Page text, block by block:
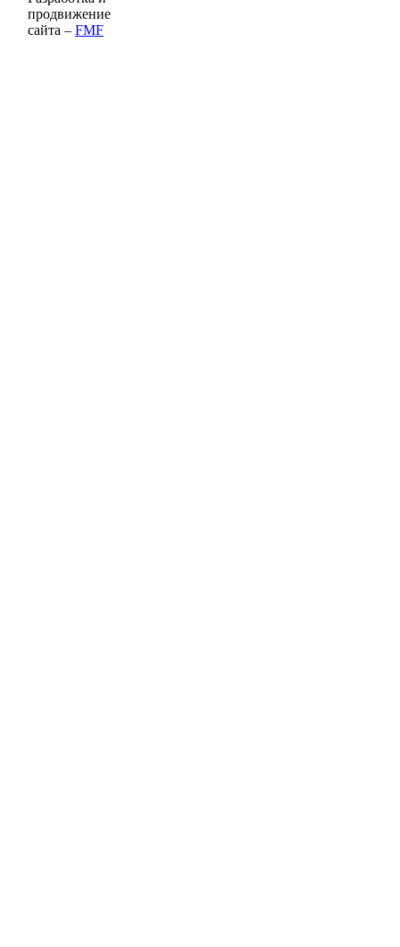
продвижение
сайта – FMF